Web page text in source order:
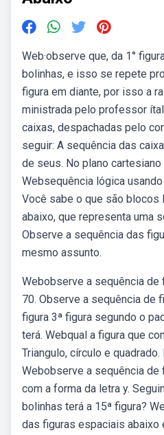
Web·observe que, da 1°
bolinhas, e isso se repete
figura em diante, por isso a
ministrada pelo professor
caixas, despachadas pelo
seguir: A sequência das
de seus. No plano cartesiano
Websequência lógica
Você sabe o que são blocos
abaixo, que representa uma
Observe a sequência das
mesmo assunto.
Webobserve a sequência de
70. Observe a sequência de
figura 3ª figura segundo o
terá. Webqual a figura que
Triangulo, círculo e quadrado.
Webobserve a sequência de
com a forma da letra y.
bolinhas terá a 15ª figura?
das figuras espaciais abaixo